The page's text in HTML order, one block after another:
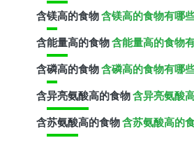
含镁高的食物含镁高的食物有哪
含能量高的食物含能量高的食物
含磷高的食物含磷高的食物有哪
含异亮氨酸高的食物含异亮氨酸
含苏氨酸高的食物含苏氨酸高的